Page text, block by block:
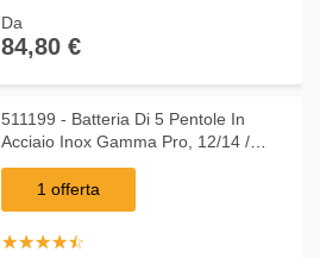
Da
84,80 €
511199 - Batteria Di 5 Pentole In
Acciaio Inox Gamma Pro, 12/14 /
16/18 / 20 Cm
1 offerta
☆☆☆☆☆
★★★★★